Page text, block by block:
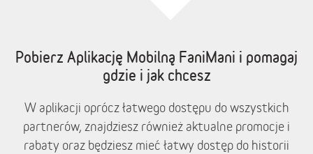
Pobierz Aplikację Mobilną FaniMani i pomagaj
gdzie i jak chcesz
W aplikacji oprócz łatwego dostępu do wszystkich
partnerów, znajdziesz również aktualne promocje i
rabaty oraz będziesz mieć łatwy dostęp do historii